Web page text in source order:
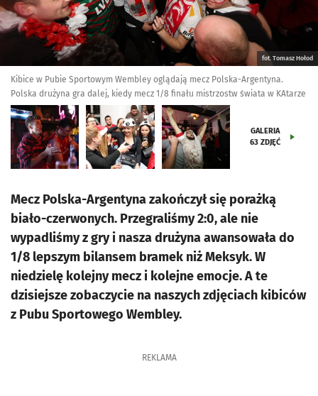
fot. Tomasz Hołod
Kibice w Pubie Sportowym Wembley oglądają mecz Polska-Argentyna.
Polska drużyna gra dalej, kiedy mecz 1/8 finału mistrzostw świata w KAtarze
GALERIA
63 ZDJĘĆ
Mecz Polska-Argentyna zakończył się porażką
biało-czerwonych. Przegraliśmy 2:0, ale nie
wypadliśmy z gry i nasza drużyna awansowała do
1/8 lepszym bilansem bramek niż Meksyk. W
niedzielę kolejny mecz i kolejne emocje. A te
dzisiejsze zobaczycie na naszych zdjęciach kibiców
z Pubu Sportowego Wembley.
REKLAMA